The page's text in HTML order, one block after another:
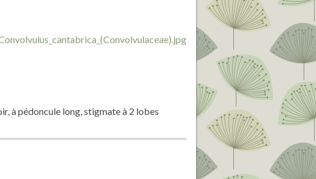
à pédoncule long, stigmate à 2 lobes